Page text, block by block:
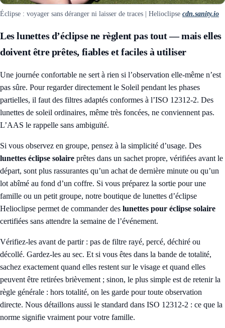
Éclipse : voyager sans déranger ni laisser de traces | Helioclipse cdn.sanity.io
Les lunettes d’éclipse ne règlent pas tout — mais elles
doivent être prêtes, fiables et faciles à utiliser
Une journée confortable ne sert à rien si l’observation elle-même n’est
pas sûre. Pour regarder directement le Soleil pendant les phases
partielles, il faut des filtres adaptés conformes à l’ISO 12312-2. Des
lunettes de soleil ordinaires, même très foncées, ne conviennent pas.
L’AAS le rappelle sans ambiguïté.
Si vous observez en groupe, pensez à la simplicité d’usage. Des
lunettes éclipse solaire prêtes dans un sachet propre, vérifiées avant le
départ, sont plus rassurantes qu’un achat de dernière minute ou qu’un
lot abîmé au fond d’un coffre. Si vous préparez la sortie pour une
famille ou un petit groupe, notre boutique de lunettes d’éclipse
Helioclipse permet de commander des lunettes pour éclipse solaire
certifiées sans attendre la semaine de l’événement.
Vérifiez-les avant de partir : pas de filtre rayé, percé, déchiré ou
décollé. Gardez-les au sec. Et si vous êtes dans la bande de totalité,
sachez exactement quand elles restent sur le visage et quand elles
peuvent être retirées brièvement ; sinon, le plus simple est de retenir la
règle générale : hors totalité, on les garde pour toute observation
directe. Nous détaillons aussi le standard dans ISO 12312-2 : ce que la
norme signifie vraiment pour votre famille.